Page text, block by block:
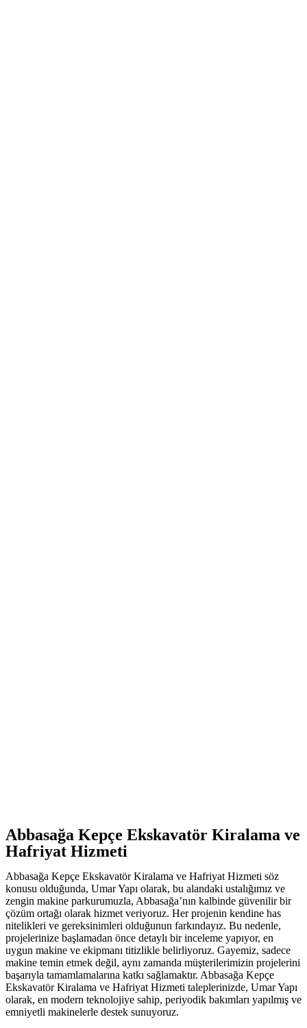
Abbasağa Kepçe Ekskavatör Kiralama ve
Hafriyat Hizmeti
Abbasağa Kepçe Ekskavatör Kiralama ve Hafriyat Hizmeti söz
konusu olduğunda, Umar Yapı olarak, bu alandaki ustalığımız ve
zengin makine parkurumuzla, Abbasağa’nın kalbinde güvenilir bir
çözüm ortağı olarak hizmet veriyoruz. Her projenin kendine has
nitelikleri ve gereksinimleri olduğunun farkındayız. Bu nedenle,
projelerinize başlamadan önce detaylı bir inceleme yapıyor, en
uygun makine ve ekipmanı titizlikle belirliyoruz. Gayemiz, sadece
makine temin etmek değil, aynı zamanda müşterilerimizin projelerini
başarıyla tamamlamalarına katkı sağlamaktır. Abbasağa Kepçe
Ekskavatör Kiralama ve Hafriyat Hizmeti taleplerinizde, Umar Yapı
olarak, en modern teknolojiye sahip, periyodik bakımları yapılmış ve
emniyetli makinelerle destek sunuyoruz.